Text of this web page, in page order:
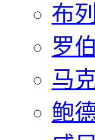
布
罗
马
鲍